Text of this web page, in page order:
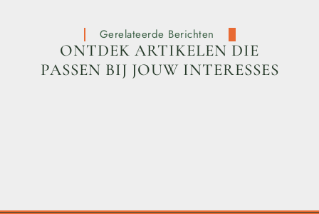
Gerelateerde Berichten
ONTDEK ARTIKELEN DIE
PASSEN BIJ JOUW INTERESSES